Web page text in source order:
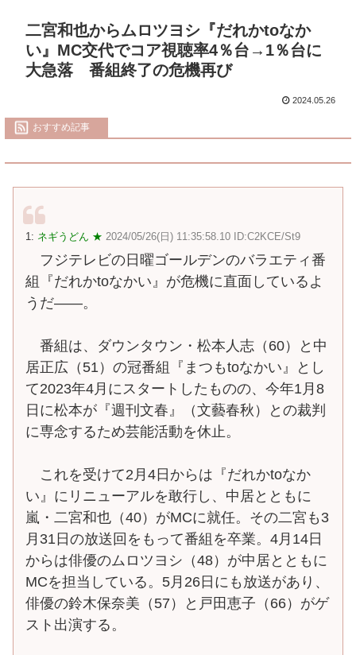
二宮和也からムロツヨシ『だれかtoなか
い』MC交代でコア視聴率4％台→1％台に
大急落 番組終了の危機再び
2024.05.26
おすすめ記事
1: ネギうどん ★ 2024/05/26(日) 11:35:58.10 ID:C2KCE/St9
フジテレビの日曜ゴールデンのバラエティ番
組『だれかtoなかい』が危機に直面しているよ
うだ――。
番組は、ダウンタウン・松本人志（60）と中
居正広（51）の冠番組『まつもtoなかい』とし
て2023年4月にスタートしたものの、今年1月8
日に松本が『週刊文春』（文藝春秋）との裁判
に専念するため芸能活動を休止。
これを受けて2月4日からは『だれかtoなか
い』にリニューアルを敢行し、中居とともに
嵐・二宮和也（40）がMCに就任。その二宮も3
月31日の放送回をもって番組を卒業。4月14日
からは俳優のムロツヨシ（48）が中居とともに
MCを担当している。5月26日にも放送があり、
俳優の鈴木保奈美（57）と戸田恵子（66）がゲ
スト出演する。